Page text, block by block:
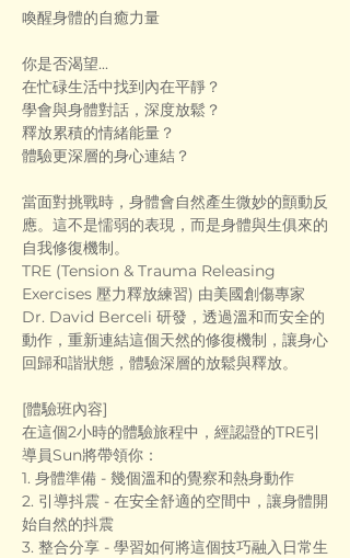
喚醒身體的自癒力量
你是否渴望...
在忙碌生活中找到內在平靜？
學會與身體對話，深度放鬆？
釋放累積的情緒能量？
體驗更深層的身心連結？
當面對挑戰時，身體會自然產生微妙的顫動反
應。這不是懦弱的表現，而是身體與生俱來的
自我修復機制。
TRE (Tension & Trauma Releasing
Exercises 壓力釋放練習) 由美國創傷專家
Dr. David Berceli 研發，透過溫和而安全的
動作，重新連結這個天然的修復機制，讓身心
回歸和諧狀態，體驗深層的放鬆與釋放。
[體驗班內容]
在這個2小時的體驗旅程中，經認證的TRE引
導員Sun將帶領你：
1. 身體準備 - 幾個溫和的覺察和熱身動作
2. 引導抖震 - 在安全舒適的空間中，讓身體開
始自然的抖震
3. 整合分享 - 學習如何將這個技巧融入日常生